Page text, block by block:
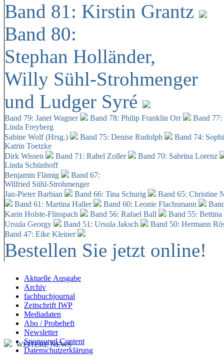
Band 81: Kirstin Grantz
Band 80:
Stephan Holländer,
Willy Sühl-Strohmenger
und Ludger Syré
Band 79: Janet Wagner Band 78: Philip Franklin Orr
Band
Linda Freyberg
Sabine Wolf (Hrsg.)
Band 75: Denise Rudolph
Band 74:
Katrin Toetzke
Dirk Wissen
Band 71: Rahel Zoller
Band 70: Sabrina Lorenz
Linda Schünhoff
Benjamin Flämig
Band 67:
Wilfried Sühl-Strohmenger
Jan-Pieter Barbian
Band 66: Tina Schurig
Band 65: Christine
Band 61: Martina Haller
Band 60: Leonie Flachsmann
Karin Holste-Flinspach
Band 56: Rafael Ball
Band 55:
Ursula Georgy
Band 51: Ursula Jaksch Band 50: Hermann
Band 47: Eike Kleiner
Bestellen Sie jetzt online!
Aktuelle Ausgabe
Archiv
fachbuchjournal
Zeitschrift IWP
Mediadaten
Abo / Probeheft
Newsletter
Sponsored Content
Datenschutzerklärung
WEITERE NEWS